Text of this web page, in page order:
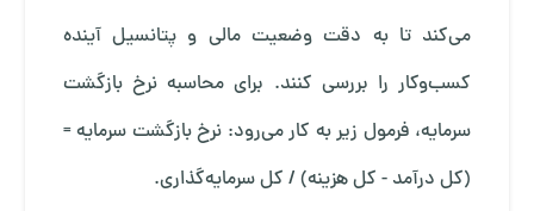
می‌کند تا به دقت وضعیت مالی و پتانسیل آینده
کسب‌وکار را بررسی کنند. برای محاسبه نرخ بازگشت
سرمایه، فرمول زیر به کار می‌رود: نرخ بازگشت سرمایه =
(کل درآمد - کل هزینه) / کل سرمایه‌گذاری.